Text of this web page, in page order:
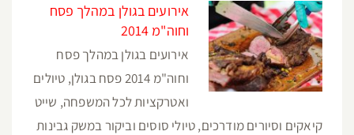
אירועים בגולן במהלך פסח
וחוה"מ 2014
אירועים בגולן במהלך פסח
וחוה"מ 2014 פסח בגולן, טיולים
ואטרקציות לכל המשפחה, שייט
קיאקים וסיורים מודרכים, טיולי סוסים וביקור במשק גבינות